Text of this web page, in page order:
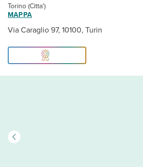
Torino (Citta')
MAPPA
Via Caraglio 97, 10100, Turin